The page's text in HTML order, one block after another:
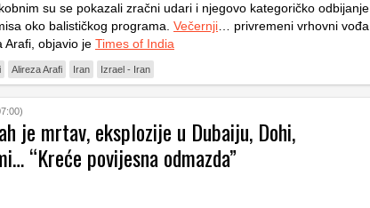
su se pokazali zračni udari i njegovo kategoričko odbijanje
oko balističkog programa. Večernji… privremeni vrhovni vođa
Arafi, objavio je Times of India
Alireza Arafi Iran Izrael - Iran
je mrtav, eksplozije u Dubaiju, Dohi,
“Kreće povijesna odmazda”